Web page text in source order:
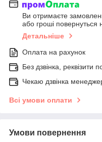
Ви отримаєте
або гроші повернуться
Детальніше
Оплата на рахунок
Без дзвінка,
Чекаю дзвінка
Всі умови оплати
Умови повернення